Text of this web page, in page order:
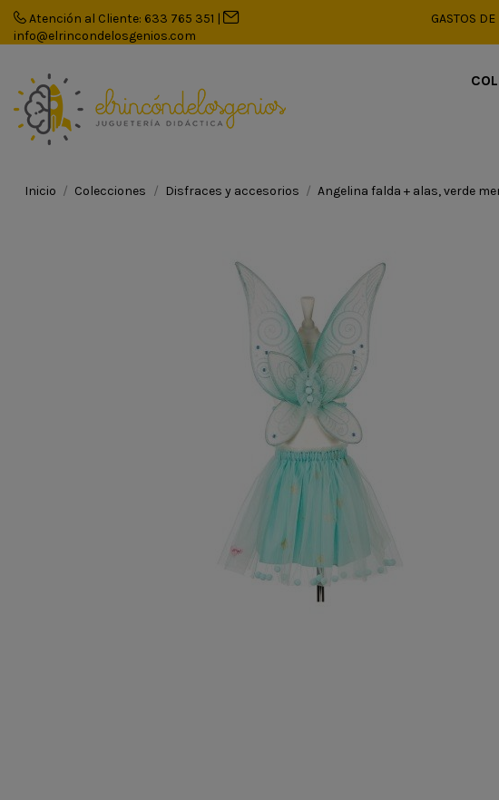
Atención al Cliente: 633 765 351 |
info@elrincondelosgenios.com
GASTOS
Inicio Colecciones Disfraces y accesorios Angelina falda + alas, verde